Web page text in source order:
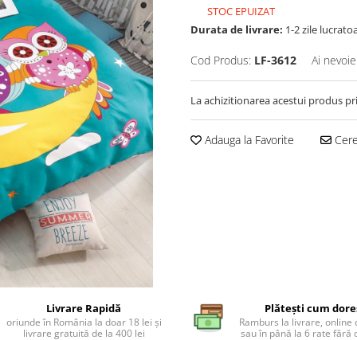
STOC EPUIZAT
Durata de livrare: 1-2 zile
Cod Produs: LF-3612 Ai
La achizitionarea acestui produs
Adauga la Favorite
Livrare Rapidă
oriunde în România la doar 18 lei și
livrare gratuită de la 400 lei
Plătești cum
Ramburs la livrare, online
sau în până la 6 rate fără